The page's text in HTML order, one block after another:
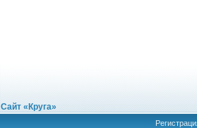
Сайт «Круга»